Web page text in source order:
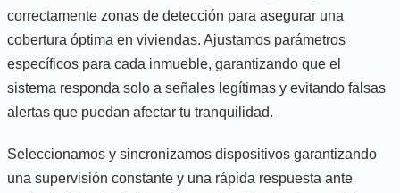
correctamente zonas de detección para asegurar una
cobertura óptima en viviendas. Ajustamos parámetros
específicos para cada inmueble, garantizando que el
sistema responda solo a señales legítimas y evitando falsas
alertas que puedan afectar tu tranquilidad.
Seleccionamos y sincronizamos dispositivos garantizando
una supervisión constante y una rápida respuesta ante